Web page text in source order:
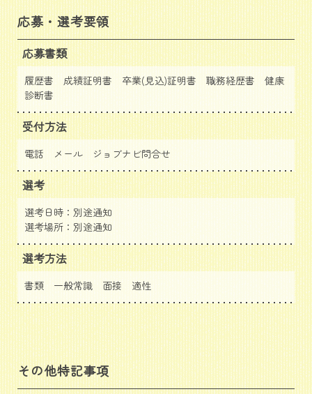
応募・選考要領
応募書類
履歴書 成績証明書 卒業(見込)証明書 職務経歴書 健康
診断書
受付方法
電話 メール ジョブナビ問合せ
選考
選考日時：別途通知
選考場所：別途通知
選考方法
書類 一般常識 面接 適性
その他特記事項